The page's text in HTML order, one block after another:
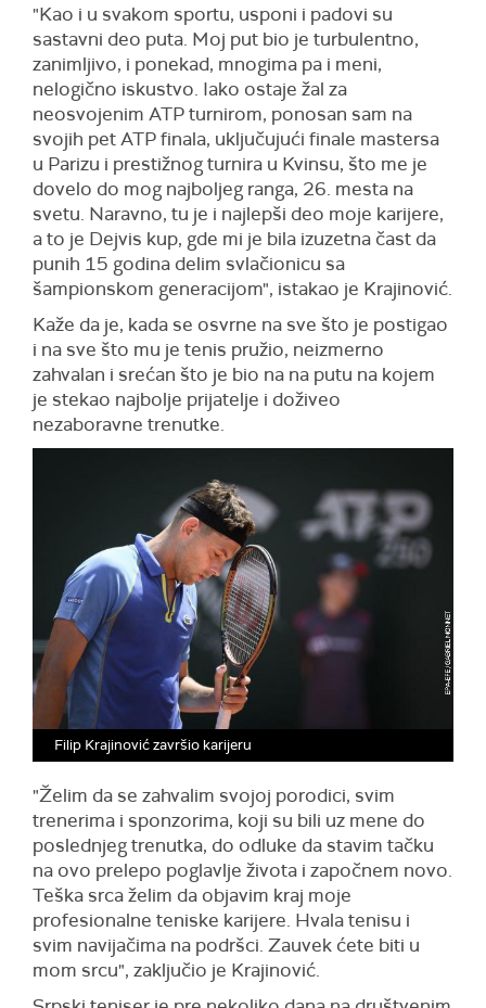
"Kao i u svakom sportu, usponi i padovi su
sastavni deo puta. Moj put bio je turbulentno,
zanimljivo, i ponekad, mnogima pa i meni,
nelogično iskustvo. Iako ostaje žal za
neosvojenim ATP turnirom, ponosan sam na
svojih pet ATP finala, uključujući finale mastersa
u Parizu i prestižnog turnira u Kvinsu, što me je
dovelo do mog najboljeg ranga, 26. mesta na
svetu. Naravno, tu je i najlepši deo moje karijere,
a to je Dejvis kup, gde mi je bila izuzetna čast da
punih 15 godina delim svlačionicu sa
šampionskom generacijom", istakao je Krajinović.
Kaže da je, kada se osvrne na sve što je postigao
i na sve što mu je tenis pružio, neizmerno
zahvalan i srećan što je bio na na putu na kojem
je stekao najbolje prijatelje i doživeo
nezaboravne trenutke.
Filip Krajinović završio karijeru
"Želim da se zahvalim svojoj porodici, svim
trenerima i sponzorima, koji su bili uz mene do
poslednjeg trenutka, do odluke da stavim tačku
na ovo prelepo poglavlje života i započnem novo.
Teška srca želim da objavim kraj moje
profesionalne teniske karijere. Hvala tenisu i
svim navijačima na podršci. Zauvek ćete biti u
mom srcu", zaključio je Krajinović.